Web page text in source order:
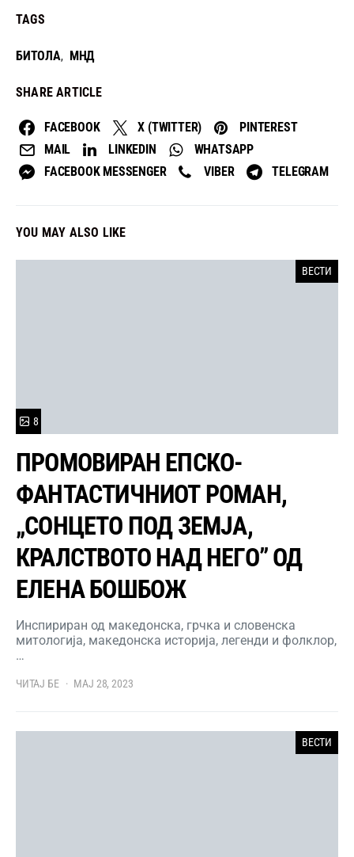
TAGS
БИТОЛА, МНД
SHARE ARTICLE
FACEBOOK X (TWITTER)
PINTEREST
MAIL
LINKEDIN
WHATSAPP
FACEBOOK MESSENGER
VIBER TELEGRAM
YOU MAY ALSO LIKE
ВЕСТИ
8
ПРОМОВИРАН ЕПСКО-
ФАНТАСТИЧНИОТ РОМАН,
„СОНЦЕТО ПОД ЗЕМЈА,
КРАЛСТВОТО НАД НЕГО” ОД
ЕЛЕНА БОШБОЖ
Инспириран од македонска, грчка и словенска
митологија, македонска историја, легенди и фолклор,
…
ЧИТАЈ БЕ МАЈ 28, 2023
ВЕСТИ